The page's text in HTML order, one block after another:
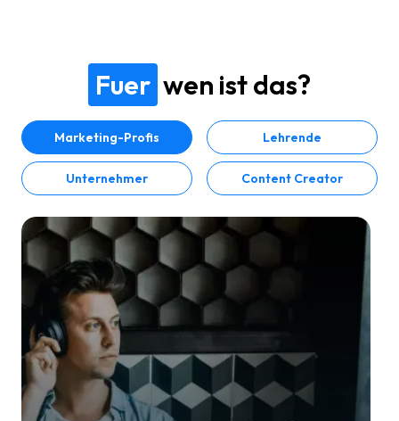
Fuer wen ist das?
Marketing-Profis Lehrende
Unternehmer Content Creator